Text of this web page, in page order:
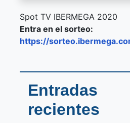
Spot TV IBERMEGA 2020
Entra en el sorteo:
https://
Entradas
recientes